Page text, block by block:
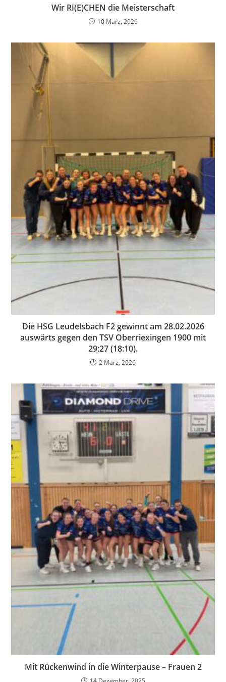
Wir RI(E)CHEN die Meisterschaft
10 März, 2026
Die HSG Leudelsbach F2 gewinnt am 28.02.2026
auswärts gegen den TSV Oberriexingen 1900 mit
29:27 (18:10).
2 März, 2026
Mit Rückenwind in die Winterpause – Frauen 2